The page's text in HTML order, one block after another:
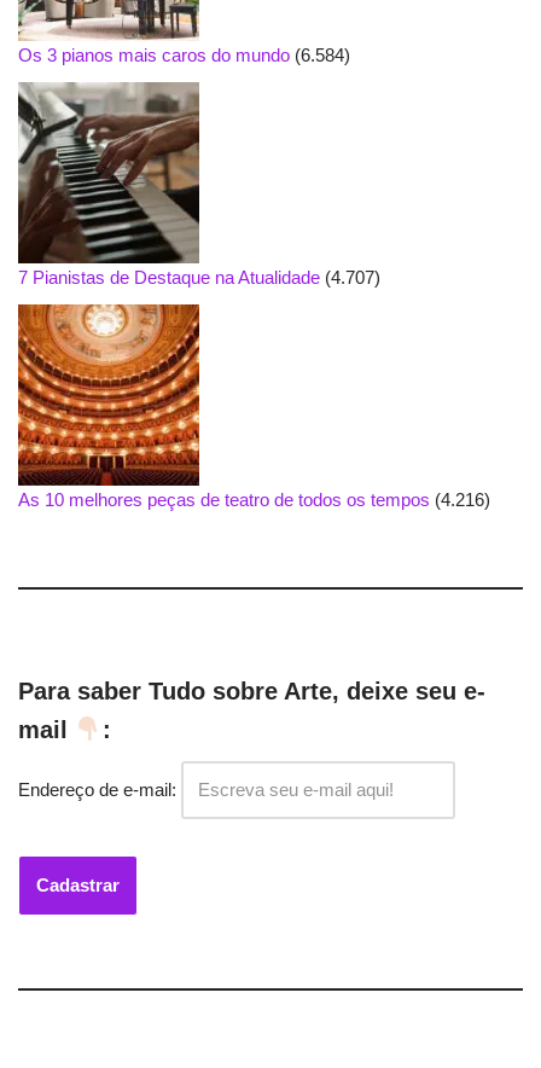
Os 3 pianos mais caros do mundo (6.584)
7 Pianistas de Destaque na Atualidade (4.707)
As 10 melhores peças de teatro de todos os tempos (4.216)
Para saber Tudo sobre Arte, deixe seu e-
mail
:
Endereço de e-mail: